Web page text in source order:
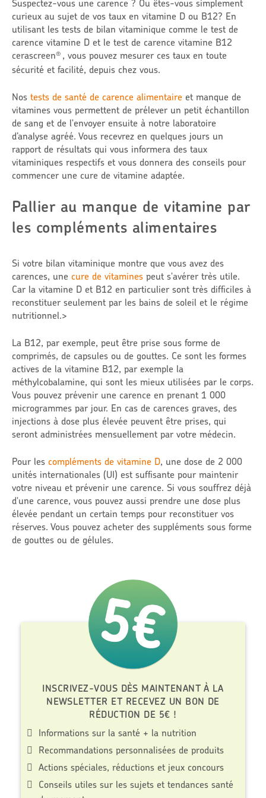
Suspectez-vous une carence ? Ou êtes-vous simplement
curieux au sujet de vos taux en vitamine D ou B12? En
utilisant les tests de bilan vitaminique comme le test de
carence vitamine D et le test de carence vitamine B12
cerascreen® , vous pouvez mesurer ces taux en toute
sécurité et facilité, depuis chez vous.
Nos tests de santé de carence alimentaire et manque de
vitamines vous permettent de prélever un petit échantillon
de sang et de l'envoyer ensuite à notre laboratoire
d’analyse agréé. Vous recevrez en quelques jours un
rapport de résultats qui vous informera des taux
vitaminiques respectifs et vous donnera des conseils pour
commencer une cure de vitamine adaptée.
Pallier au manque de vitamine par
les compléments alimentaires
Si votre bilan vitaminique montre que vous avez des
carences, une cure de vitamines peut s'avérer très utile.
Car la vitamine D et B12 en particulier sont très difficiles à
reconstituer seulement par les bains de soleil et le régime
nutritionnel.>
La B12, par exemple, peut être prise sous forme de
comprimés, de capsules ou de gouttes. Ce sont les formes
actives de la vitamine B12, par exemple la
méthylcobalamine, qui sont les mieux utilisées par le corps.
Vous pouvez prévenir une carence en prenant 1 000
microgrammes par jour. En cas de carences graves, des
injections à dose plus élevée peuvent être prises, qui
seront administrées mensuellement par votre médecin.
Pour les compléments de vitamine D, une dose de 2 000
unités internationales (UI) est suffisante pour maintenir
votre niveau et prévenir une carence. Si vous souffrez déjà
d'une carence, vous pouvez aussi prendre une dose plus
élevée pendant un certain temps pour reconstituer vos
réserves. Vous pouvez acheter des suppléments sous forme
de gouttes ou de gélules.
INSCRIVEZ-VOUS DÈS MAINTENANT À LA
NEWSLETTER ET RECEVEZ UN BON DE
RÉDUCTION DE 5€ !
Informations sur la santé + la nutrition
Recommandations personnalisées de produits
Actions spéciales, réductions et jeux concours
Conseils utiles sur les sujets et tendances santé